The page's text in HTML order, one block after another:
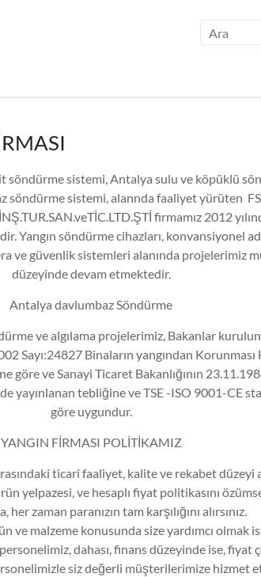
söndürme sistemi, Antalya sulu ve köpüklü
söndürme sistemi, alannda faaliyet yürüten
firmamız 2012
Yangın söndürme cihazları, konvansiyonel
ve güvenlik sistemleri alanında projelerimiz
düzeyinde devam etmektedir.
Antalya davlumbaz Söndürme
ve algılama projelerimiz, Bakanlar
Sayı:24827 Binaların yangından Korunması
göre ve Sanayi Ticaret Bakanlığının
yayınlanan tebliğine ve TSE -ISO 9001-CE
göre uygundur.
YANGIN FİRMASI POLİTİKAMIZ
ticari faaliyet, kalite ve rekabet düzeyi
yelpazesi, ve hesaplı fiyat politikasını
her zaman paranızın tam karşılığını alırsınız.
ve malzeme konusunda size yardımcı olmak
dahası, finans düzeyinde ise, fiyat
siz değerli müşterilerimize hizmet